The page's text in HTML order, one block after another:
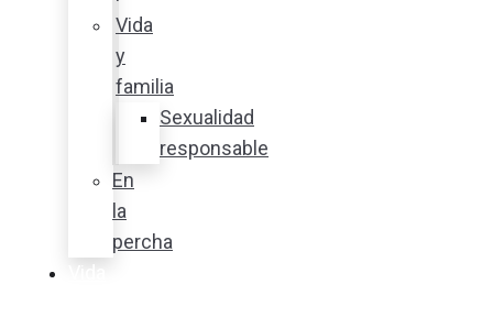
Vida
y
familia
Sexualidad
responsable
En
la
percha